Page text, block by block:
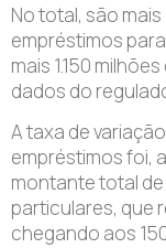
No total, são
empréstimos
mais 1.150
dados do
A taxa de
empréstimos foi,
montante total
particulares, que
chegando aos